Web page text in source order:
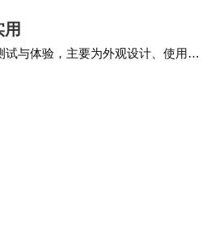
与体验，主要为外观设计、使用体
并将手机…